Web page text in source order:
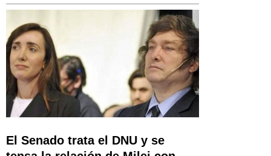
El Senado trata el DNU y se